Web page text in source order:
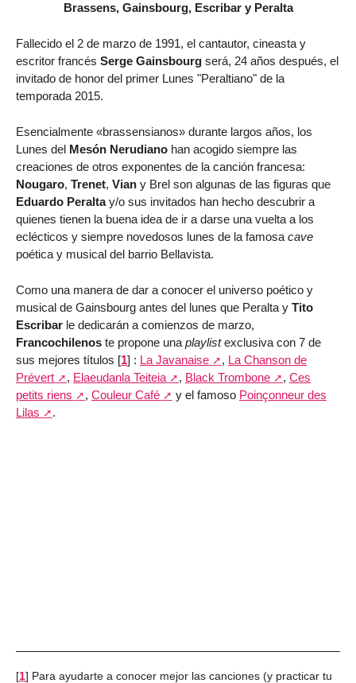
Brassens, Gainsbourg, Escribar y Peralta
Fallecido el 2 de marzo de 1991, el cantautor, cineasta y
escritor francés Serge Gainsbourg será, 24 años después, el
invitado de honor del primer Lunes "Peraltiano" de la
temporada 2015.
Esencialmente «brassensianos» durante largos años, los
Lunes del Mesón Nerudiano han acogido siempre las
creaciones de otros exponentes de la canción francesa:
Nougaro, Trenet, Vian y Brel son algunas de las figuras que
Eduardo Peraltay/o sus invitados han hecho descubrir a
quienes tienen la buena idea de ir a darse una vuelta a los
eclécticos y siempre novedosos lunes de la famosa cave
poética y musical del barrio Bellavista.
Como una manera de dar a conocer el universo poético y
musical de Gainsbourg antes del lunes que Peralta y Tito
Escribar le dedicarán a comienzos de marzo,
Francochilenos te propone una playlistexclusiva con 7 de
sus mejores títulos [1] : La Javanaise , La Chanson de
Prévert
, Elaeudanla Teiteia , Black Trombone , Ces
petits riens
, Couleur Café y el famoso Poinçonneur des
Lilas
.
[1] Para ayudarte a conocer mejor las canciones (y practicar tu